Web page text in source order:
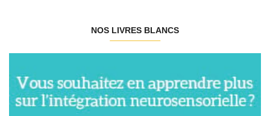
NOS LIVRES BLANCS